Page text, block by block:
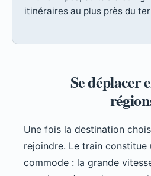
itinéraires au plus près du
Se déplacer
Une fois la destination
rejoindre. Le train constitue
commode : la grande